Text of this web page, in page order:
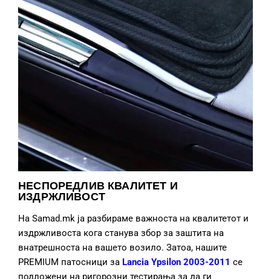
НЕСПОРЕДЛИВ КВАЛИТЕТ И
ИЗДРЖЛИВОСТ
На Samad.mk ја разбираме важноста на квалитетот и
издржливоста кога станува збор за заштита на
внатрешноста на вашето возило. Затоа, нашите
PREMIUM патосници за Lancia Ypsilon 2003-2011 се